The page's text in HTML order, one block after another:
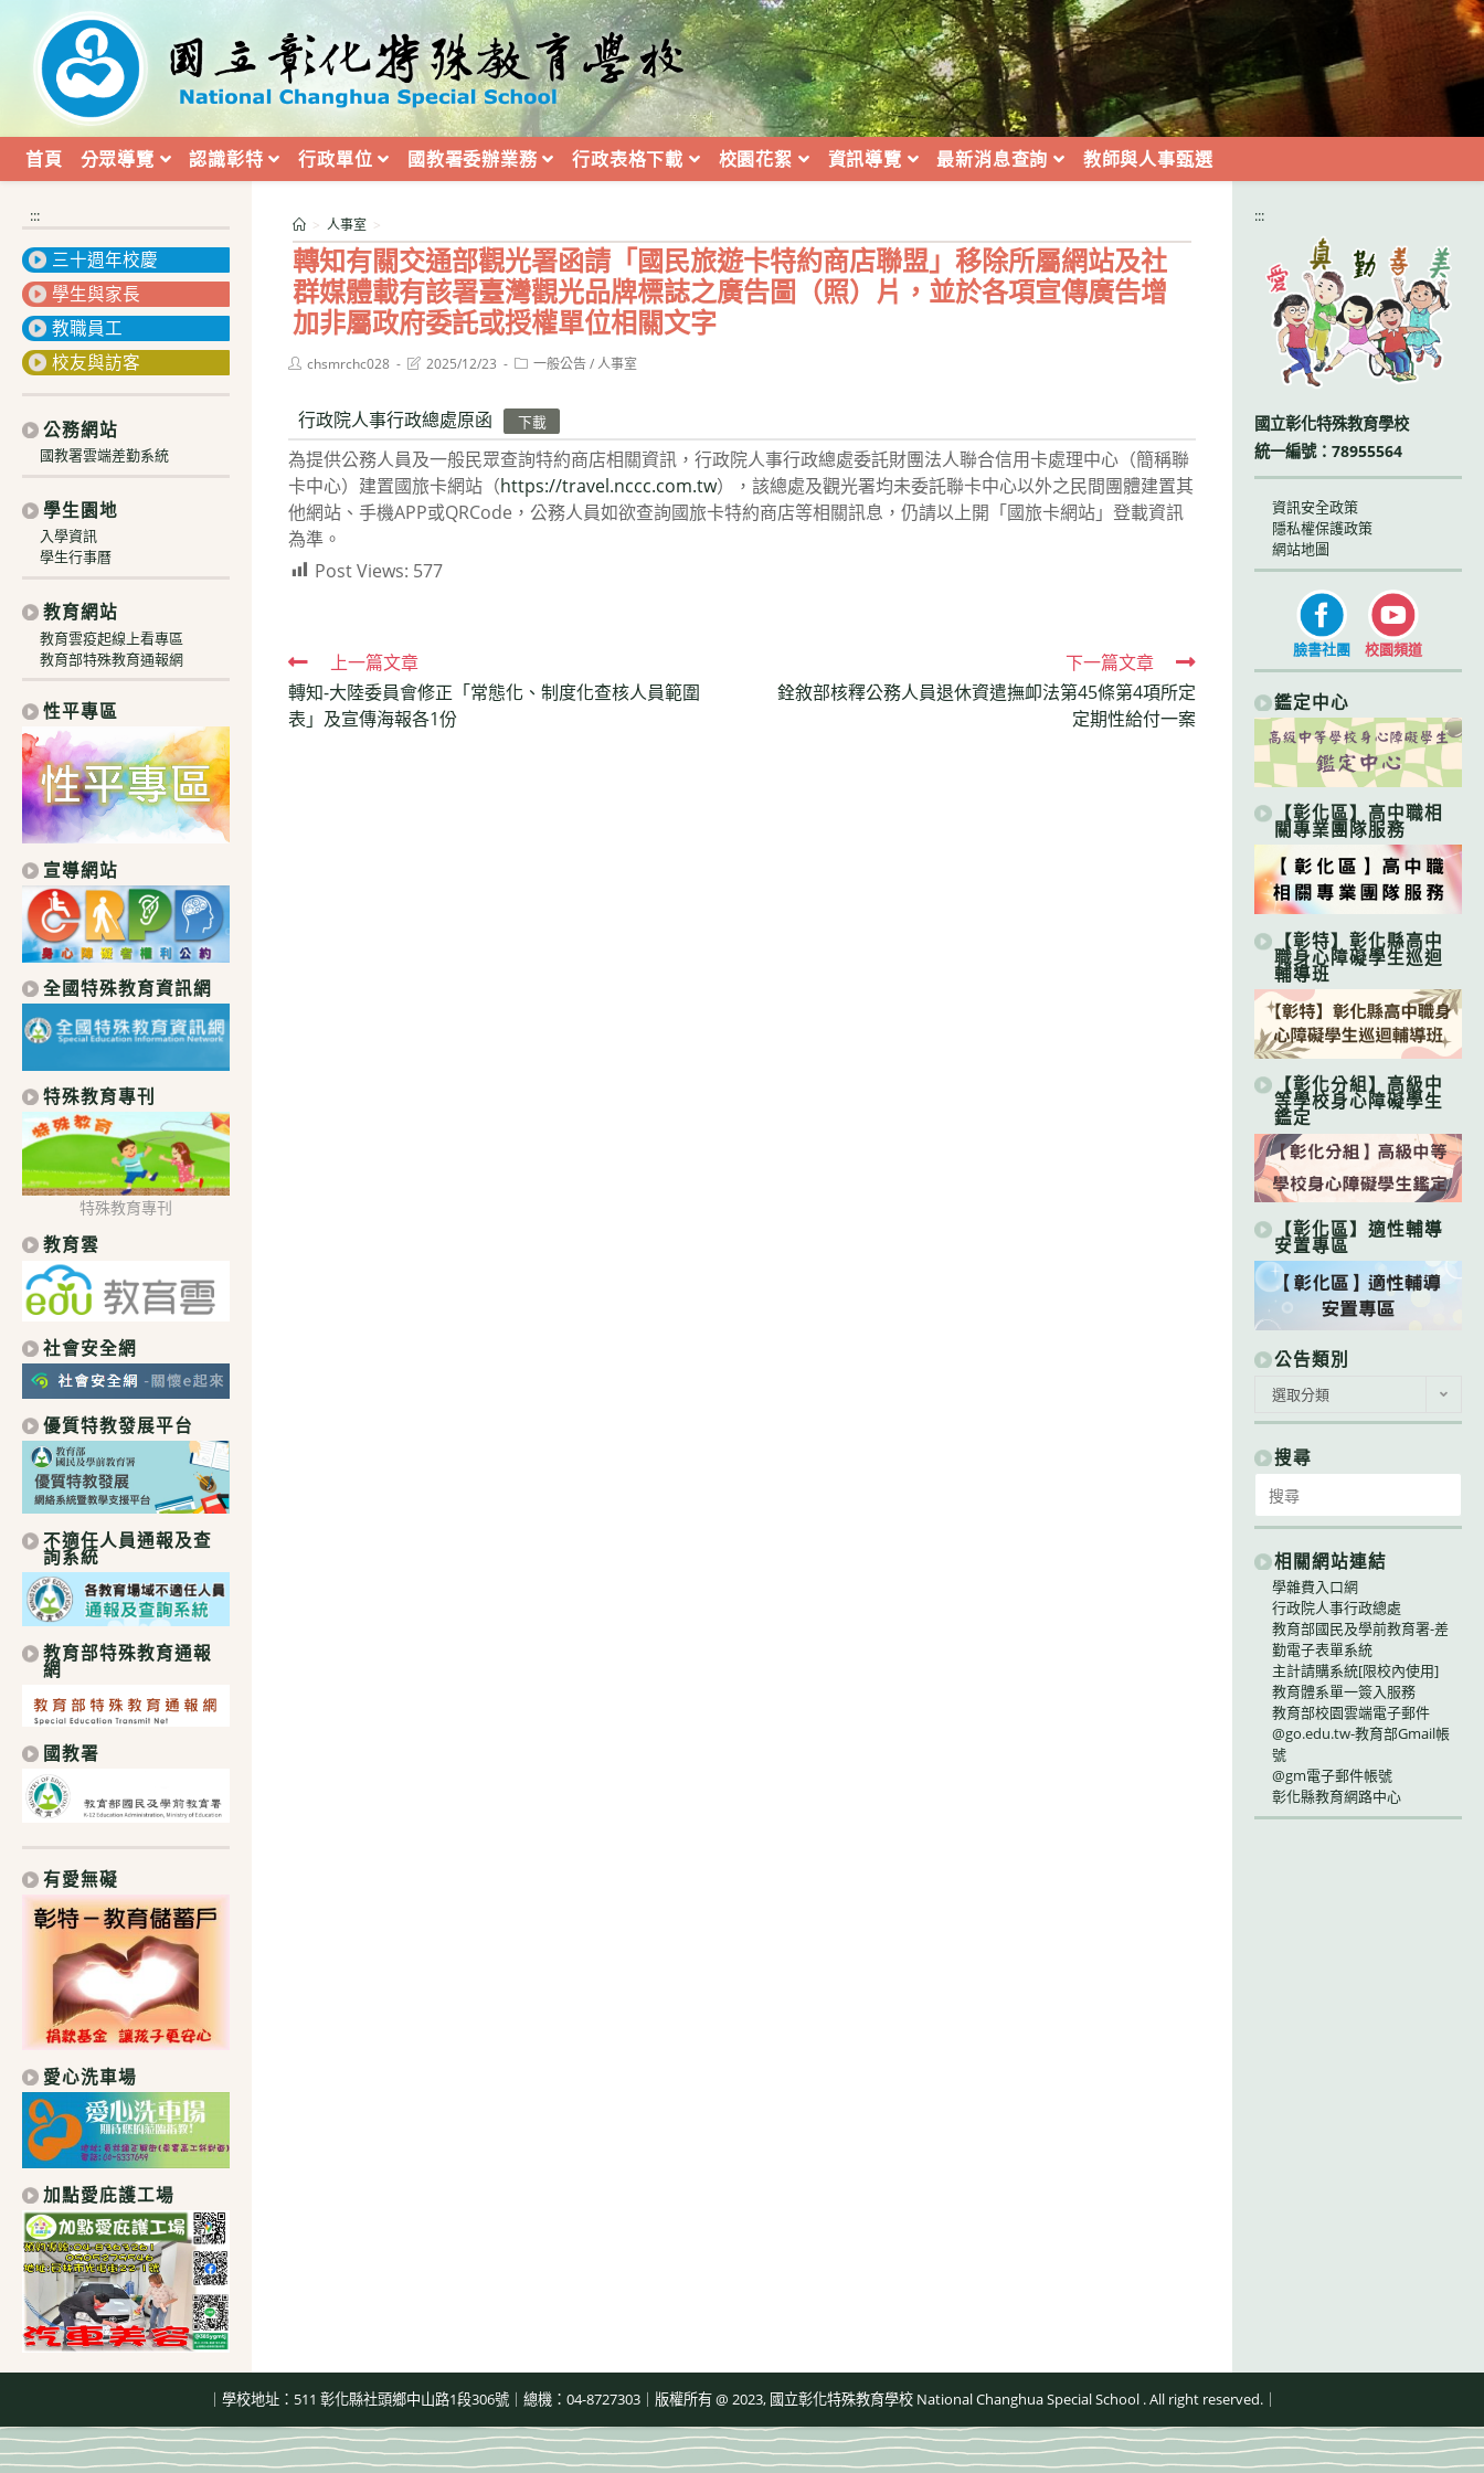
內
首頁 分眾導覽 認識彰特 行政單位 國教署委辦業務 行政表格下載 校園花絮 資訊導覽 最新消息查詢 教師與人事甄選
轉知有關交通部觀光署函請「國民旅遊卡特約商店聯盟」移除所屬網站及社
群媒體載有該署臺灣觀光品牌標誌之廣告圖（照）片，並於各項宣傳廣告增
加非屬政府委託或授權單位相關文字
> 人事室 >
Postchsmrchc028
Post2025/12/23
Post一般公告 / 人事室
行政院人事行政總處原函 下載
為提供公務人員及一般民眾查詢特約商店相關資訊，行政院人事行政總處委託財團法人聯合信用卡處理中心（簡稱聯
卡中心）建置國旅卡網站（https://travel.nccc.com.tw），該總處及觀光署均未委託聯卡中心以外之民間團體建置其
他網站、手機APP或QRCode，公務人員如欲查詢國旅卡特約商店等相關訊息，仍請以上開「國旅卡網站」登載資訊
為準。
Post Views: 577
Read
more
articles
上一篇文章
轉知-大陸委員會修正「常態化、制度化查核人員範圍
表」及宣傳海報各1份
下一篇文章
銓敘部核釋公務人員退休資遣撫卹法第45條第4項所定
定期性給付一案
:::
三十週年校慶
學生與家長
教職員工
校友與訪客
公務網站
國教署雲端差勤系統
學生園地
入學資訊
學生行事曆
教育網站
教育雲疫起線上看專區
教育部特殊教育通報網
性平專區
宣導網站
全國特殊教育資訊網
特殊教育專刊
特殊教育專刊
教育雲
社會安全網
優質特教發展平台
不適任人員通報及查
詢系統
教育部特殊教育通報
網
國教署
有愛無礙
愛心洗車場
加點愛庇護工場
:::
國立彰化特殊教育學校
統一編號：78955564
資訊安全政策
隱私權保護政策
網站地圖
臉書社團 校園頻道
鑑定中心
【彰化區】高中職相
關專業團隊服務
【彰特】彰化縣高中
職身心障礙學生巡迴
輔導班
【彰化分組】高級中
等學校身心障礙學生
鑑定
【彰化區】適性輔導
安置專區
公告類別
類
別
選取分類
搜尋
for:
相關網站連結
學雜費入口網
行政院人事行政總處
教育部國民及學前教育署-差
勤電子表單系統
主計請購系統[限校內使用]
教育體系單一簽入服務
教育部校園雲端電子郵件
@go.edu.tw-教育部Gmail帳
號
@gm電子郵件帳號
彰化縣教育網路中心
｜學校地址：511 彰化縣社頭鄉中山路1段306號｜總機：04-8727303｜版權所有 @ 2023, 國立彰化特殊教育學校 National Changhua Special School . All right reserved.｜